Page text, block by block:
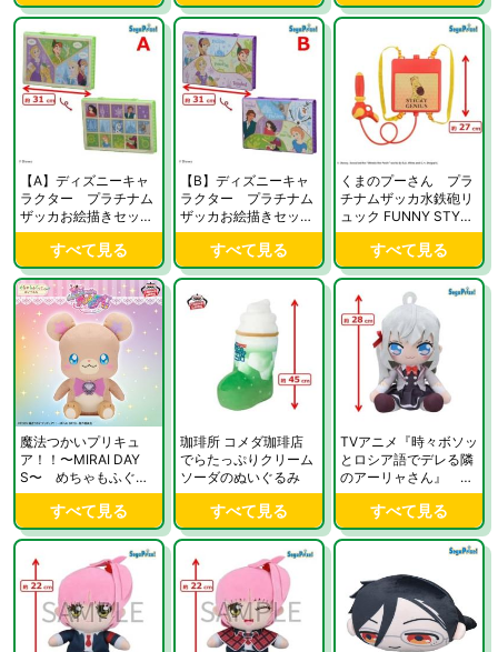
【A】ディズニーキャ
ラクター プラチナム
ザッカお絵描きセット
～Fantasy Stories～
すべて見る
【B】ディズニーキャ
ラクター プラチナム
ザッカお絵描きセット
～Fantasy Stories～
すべて見る
くまのプーさん プラ
チナムザッカ水鉄砲リ
ュック FUNNY STYLE
POOH
すべて見る
魔法つかいプリキュ
ア！！〜MIRAI DAY
S〜 めちゃもふぐっ
とぬいぐるみ〜モフル
すべて見る
珈琲所 コメダ珈琲店
でらたっぷりクリーム
ソーダのぬいぐるみ
すべて見る
TVアニメ『時々ボソッ
とロシア語でデレる隣
のアーリャさん』 お
すわりMぬいぐるみ
アーリャすべて見る